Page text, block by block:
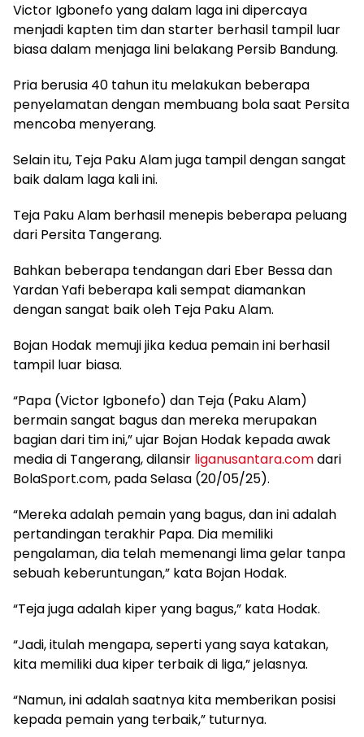
Victor Igbonefo yang dalam laga ini dipercaya
menjadi kapten tim dan starter berhasil tampil luar
biasa dalam menjaga lini belakang Persib Bandung.
Pria berusia 40 tahun itu melakukan beberapa
penyelamatan dengan membuang bola saat Persita
mencoba menyerang.
Selain itu, Teja Paku Alam juga tampil dengan sangat
baik dalam laga kali ini.
Teja Paku Alam berhasil menepis beberapa peluang
dari Persita Tangerang.
Bahkan beberapa tendangan dari Eber Bessa dan
Yardan Yafi beberapa kali sempat diamankan
dengan sangat baik oleh Teja Paku Alam.
Bojan Hodak memuji jika kedua pemain ini berhasil
tampil luar biasa.
“Papa (Victor Igbonefo) dan Teja (Paku Alam)
bermain sangat bagus dan mereka merupakan
bagian dari tim ini,” ujar Bojan Hodak kepada awak
media di Tangerang, dilansir liganusantara.comdari
BolaSport.com, pada Selasa (20/05/25).
“Mereka adalah pemain yang bagus, dan ini adalah
pertandingan terakhir Papa. Dia memiliki
pengalaman, dia telah memenangi lima gelar tanpa
sebuah keberuntungan,” kata Bojan Hodak.
“Teja juga adalah kiper yang bagus,” kata Hodak.
“Jadi, itulah mengapa, seperti yang saya katakan,
kita memiliki dua kiper terbaik di liga,” jelasnya.
“Namun, ini adalah saatnya kita memberikan posisi
kepada pemain yang terbaik,” tuturnya.